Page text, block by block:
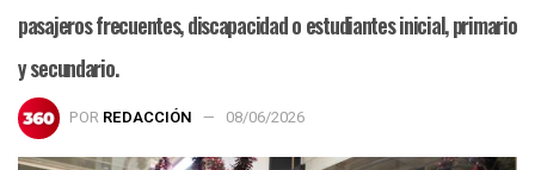
pasajeros frecuentes, discapacidad o estudiantes inicial, primario
y secundario.
POR REDACCIÓN 08/06/2026